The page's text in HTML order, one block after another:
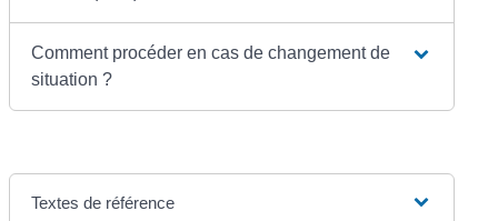
Comment procéder en cas de changement de
situation ?
Textes de référence